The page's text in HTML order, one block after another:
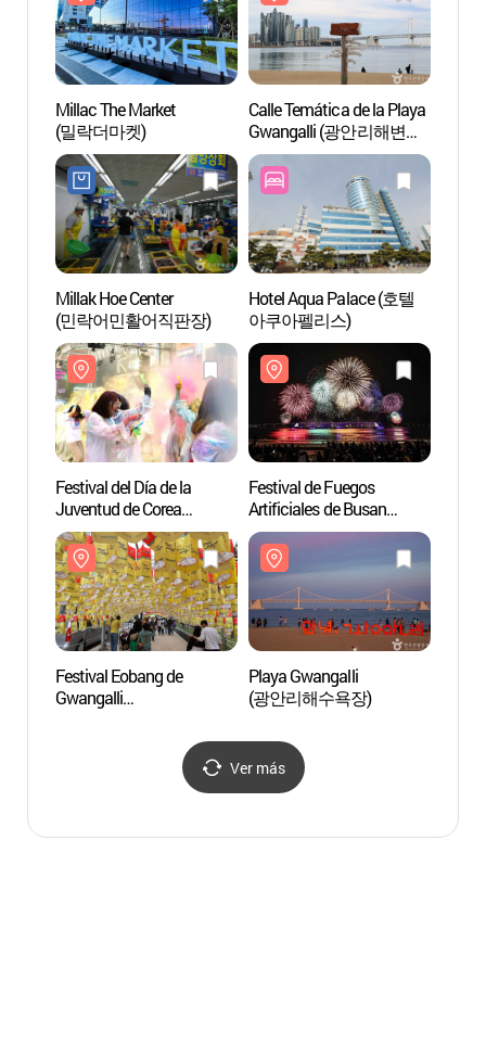
Millac The Market
(밀락더마켓)
Calle Temática de la Playa
Gwangalli (광안리해변
테마거리)
Millak Hoe Center
(민락어민활어직판장)
Hotel Aqua Palace (호텔
아쿠아펠리스)
Festival del Día de la
Juventud de Corea
(대한민국 청년의 날 축제)
Festival de Fuegos
Artificiales de Busan
(부산불꽃축제)
Festival Eobang de
Gwangalli
Playa Gwangalli
(광안리해수욕장)
Ver más